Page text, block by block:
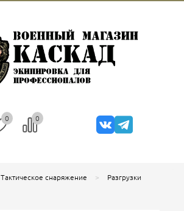
0 0
Тактическое снаряжение Разгрузки